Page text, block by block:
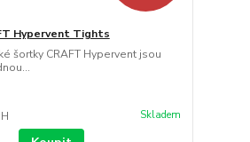
Hypervent Tights
šortky CRAFT Hypervent jsou
Skladem